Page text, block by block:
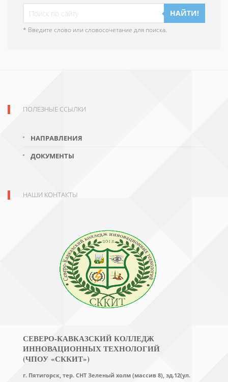
НАЙТИ!
* Введите слово или словосочетание для поиска.
ПОЛЕЗНЫЕ ССЫЛКИ
НАПРАВЛЕНИЯ
ДОКУМЕНТЫ
НАШИ КОНТАКТЫ
СЕВЕРО-КАВКАЗСКИЙ КОЛЛЕДЖ
ИННОВАЦИОННЫХ ТЕХНОЛОГИЙ
(ЧПОУ «СККИТ»)
г. Пятигорск, тер. СНТ Зеленый холм (массив 8), зд.12(ул.